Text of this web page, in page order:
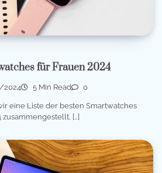
für Frauen 2024
2024 5 Min Read 0
eine Liste der besten Smartwatches
[…]